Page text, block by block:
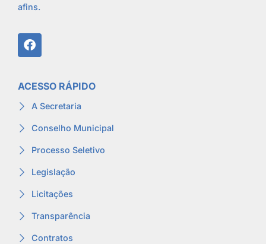
afins.
ACESSO RÁPIDO
A Secretaria
Conselho Municipal
Processo Seletivo
Legislação
Licitações
Transparência
Contratos